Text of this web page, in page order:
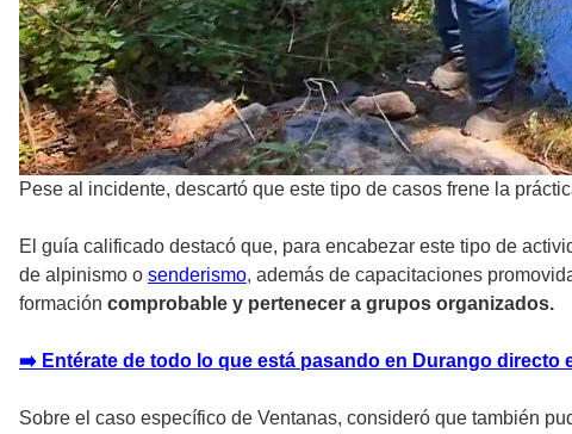
Pese al incidente, descartó que este tipo de casos frene la
El guía calificado destacó que, para encabezar este tipo de
de alpinismo o senderismo, además de capacitaciones
formación comprobable y pertenecer a grupos organizados.
➡ Entérate de todo lo que está pasando en Durango
Sobre el caso específico de Ventanas, consideró que también